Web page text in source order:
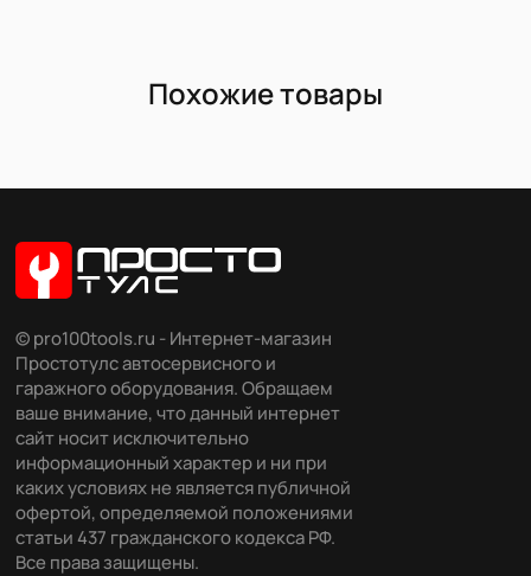
Похожие товары
© pro100tools.ru - Интернет-магазин
Простотулс автосервисного и
гаражного оборудования. Обращаем
ваше внимание, что данный интернет
сайт носит исключительно
информационный характер и ни при
каких условиях не является публичной
офертой, определяемой положениями
статьи 437 гражданского кодекса РФ.
Все права защищены.